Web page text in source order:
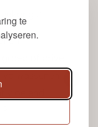
te
of privé
vloeiend